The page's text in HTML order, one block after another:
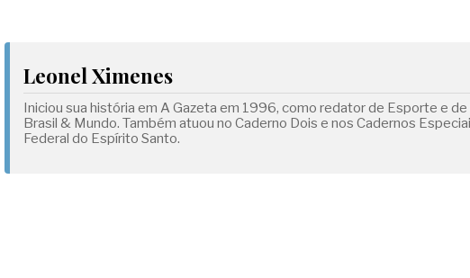
Leonel Ximenes
Iniciou sua história em A Gazeta em 1996, como redator de Esporte e
Brasil & Mundo. Também atuou no Caderno Dois e nos Cadernos
Federal do Espírito Santo.